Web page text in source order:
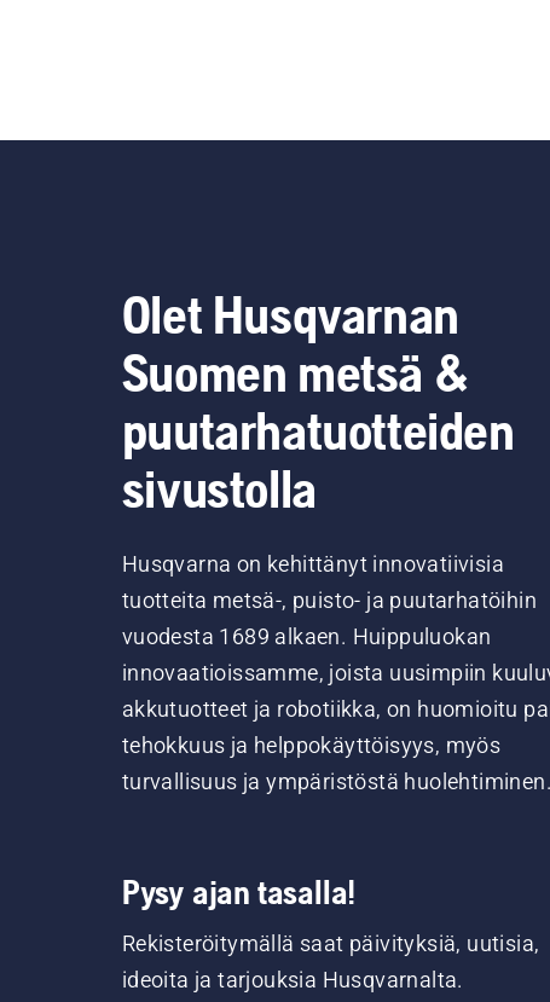
Olet Husqvarnan
Suomen metsä &
puutarhatuotteiden
sivustolla
Husqvarna on kehittänyt innovatiivisia
tuotteita metsä-, puisto- ja puutarhatöihin
vuodesta 1689 alkaen. Huippuluokan
innovaatioissamme, joista uusimpiin
akkutuotteet ja robotiikka, on huomioitu
tehokkuus ja helppokäyttöisyys, myös
turvallisuus ja ympäristöstä huolehtiminen.
Pysy ajan tasalla!
Rekisteröitymällä saat päivityksiä, uutisia,
ideoita ja tarjouksia Husqvarnalta.